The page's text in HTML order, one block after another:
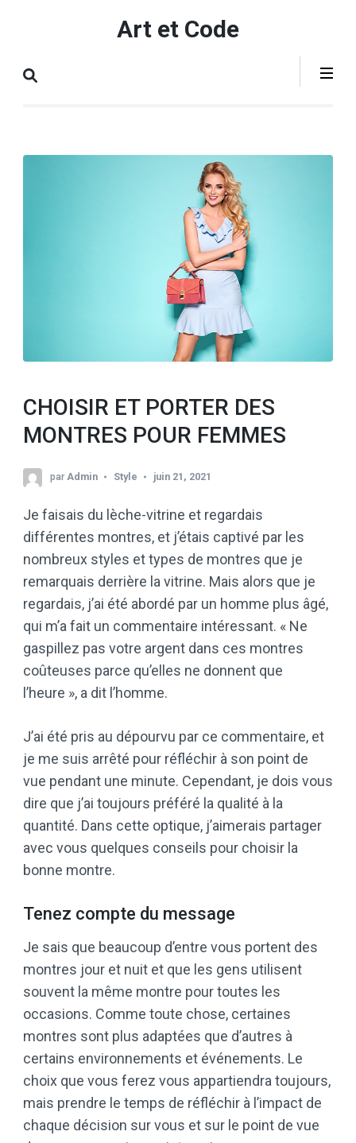
(Pressez
Art et Code
CHOISIR ET PORTER DES
MONTRES POUR FEMMES
par Admin Style juin 21, 2021
Je faisais du lèche-vitrine et regardais
différentes montres, et j’étais captivé par les
nombreux styles et types de montres que je
remarquais derrière la vitrine. Mais alors que je
regardais, j’ai été abordé par un homme plus âgé,
qui m’a fait un commentaire intéressant. « Ne
gaspillez pas votre argent dans ces montres
coûteuses parce qu’elles ne donnent que
l’heure », a dit l’homme.
J’ai été pris au dépourvu par ce commentaire, et
je me suis arrêté pour réfléchir à son point de
vue pendant une minute. Cependant, je dois vous
dire que j’ai toujours préféré la qualité à la
quantité. Dans cette optique, j’aimerais partager
avec vous quelques conseils pour choisir la
bonne montre.
Tenez compte du message
Je sais que beaucoup d’entre vous portent des
montres jour et nuit et que les gens utilisent
souvent la même montre pour toutes les
occasions. Comme toute chose, certaines
montres sont plus adaptées que d’autres à
certains environnements et événements. Le
choix que vous ferez vous appartiendra toujours,
mais prendre le temps de réfléchir à l’impact de
chaque décision sur vous et sur le point de vue